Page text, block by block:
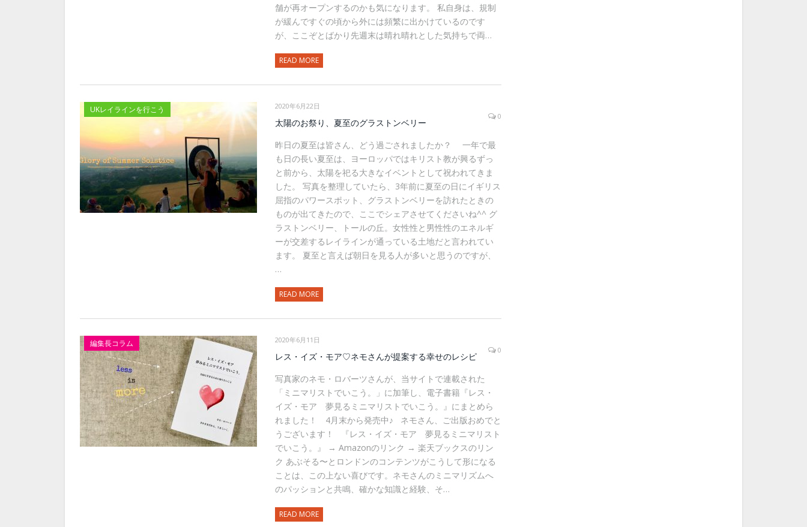
舗が再オープンするのかも気になります。 私自身は、規制
が緩んですぐの頃から外には頻繁に出かけているのです
が、ここぞとばかり先週末は晴れ晴れとした気持ちで両…
READ MORE
UKレイラインを行こう
2020年6月22日
0
太陽のお祭り、夏至のグラストンベリー
昨日の夏至は皆さん、どう過ごされましたか？ 一年で最
も日の長い夏至は、ヨーロッパではキリスト教が興るずっ
と前から、太陽を祀る大きなイベントとして祝われてきま
した。 写真を整理していたら、3年前に夏至の日にイギリス
屈指のパワースポット、グラストンベリーを訪れたときの
ものが出てきたので、ここでシェアさせてくださいね^^ グ
ラストンベリー、トールの丘。女性性と男性性のエネルギ
ーが交差するレイラインが通っている土地だと言われてい
ます。 夏至と言えば朝日を見る人が多いと思うのですが、
…
READ MORE
編集長コラム
2020年6月11日
0
レス・イズ・モア♡ネモさんが提案する幸せのレシピ
写真家のネモ・ロバーツさんが、当サイトで連載された
「ミニマリストでいこう。」に加筆し、電子書籍『レス・
イズ・モア 夢見るミニマリストでいこう。』にまとめら
れました！ 4月末から発売中♪ ネモさん、ご出版おめでと
うございます！ 『レス・イズ・モア 夢見るミニマリスト
でいこう。』 → Amazonのリンク → 楽天ブックスのリン
ク あぶそる〜とロンドンのコンテンツがこうして形になる
ことは、この上ない喜びです。ネモさんのミニマリズムへ
のパッションと共鳴、確かな知識と経験、そ…
READ MORE